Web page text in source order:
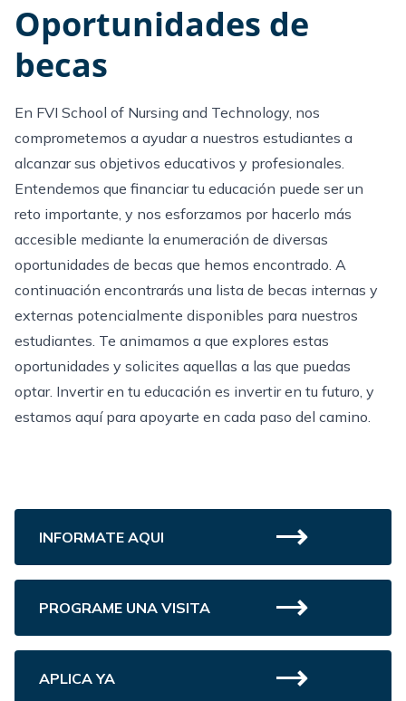
Oportunidades de
becas
En FVI School of Nursing and Technology, nos
comprometemos a ayudar a nuestros estudiantes a
alcanzar sus objetivos educativos y profesionales.
Entendemos que financiar tu educación puede ser un
reto importante, y nos esforzamos por hacerlo más
accesible mediante la enumeración de diversas
oportunidades de becas que hemos encontrado. A
continuación encontrarás una lista de becas internas y
externas potencialmente disponibles para nuestros
estudiantes. Te animamos a que explores estas
oportunidades y solicites aquellas a las que puedas
optar. Invertir en tu educación es invertir en tu futuro, y
estamos aquí para apoyarte en cada paso del camino.
INFORMATE AQUI
PROGRAME UNA VISITA
APLICA YA